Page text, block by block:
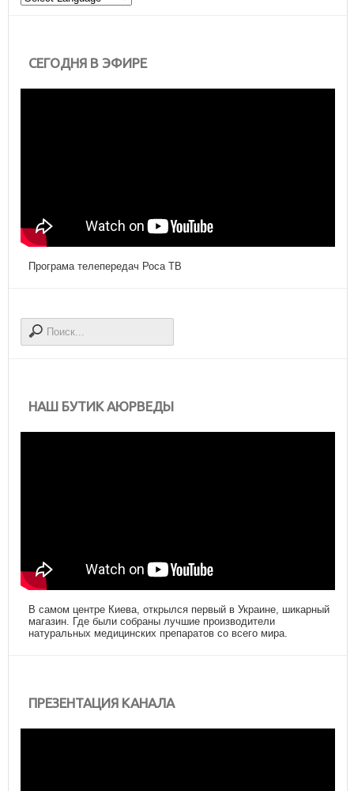
СЕГОДНЯ В ЭФИРЕ
Програма телепередач Роса ТВ
НАШ БУТИК АЮРВЕДЫ
В самом центре Киева, открылся первый в Украине, шикарный
магазин. Где были собраны лучшие производители
натуральных медицинских препаратов со всего мира.
ПРЕЗЕНТАЦИЯ КАНАЛА